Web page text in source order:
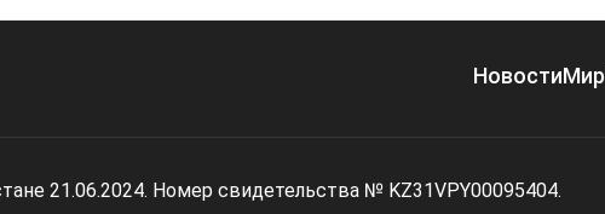
НовостиМир
21.06.2024. Номер свидетельства № KZ31VPY00095404.